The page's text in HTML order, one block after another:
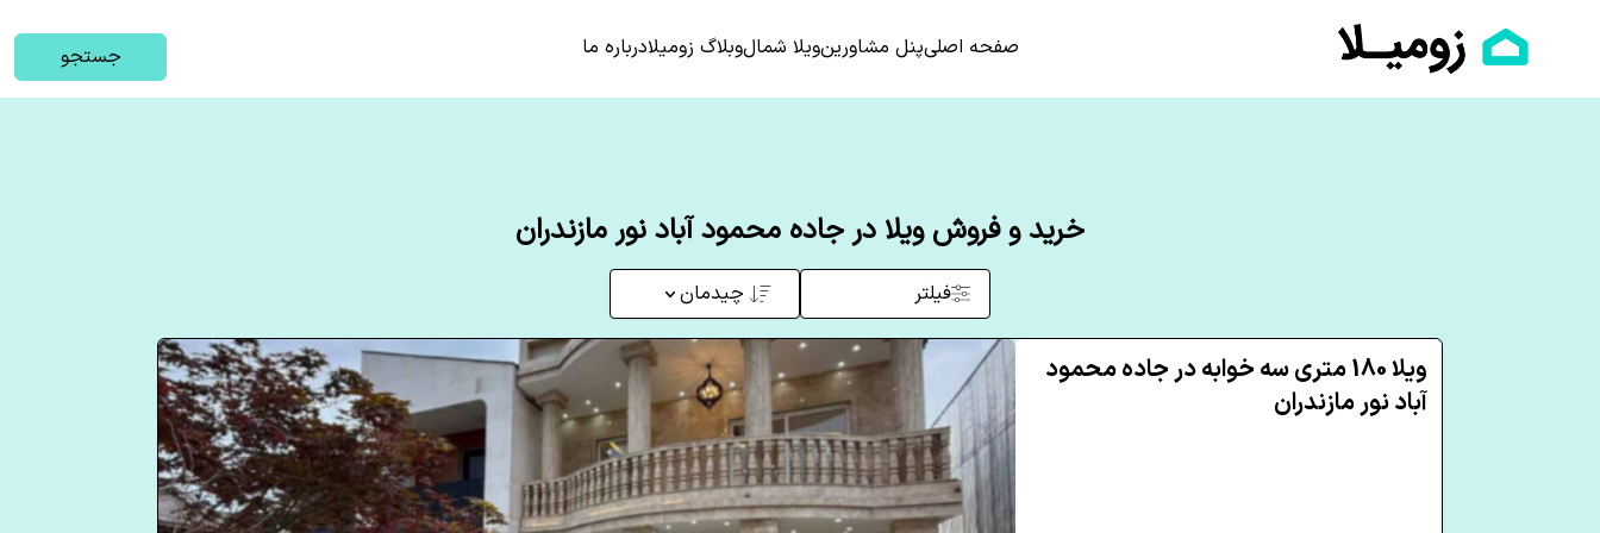
صفحه اصلیپنل مشاورینویلا شمالوبلاگ زومیلادرباره ما جستجو
خرید و فروش ویلا در جاده محمود آباد نور مازندران
فیلتر چیدمان
ویلا 180 متری سه خوابه در جاده محمود
آباد نور مازندران